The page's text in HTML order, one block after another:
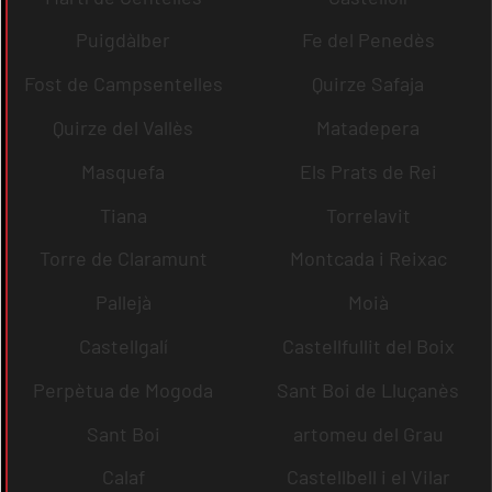
Puigdàlber
Fe del Penedès
Fost de Campsentelles
Quirze Safaja
Quirze del Vallès
Matadepera
Masquefa
Els Prats de Rei
Tiana
Torrelavit
Torre de Claramunt
Montcada i Reixac
Pallejà
Moià
Castellgalí
Castellfullit del Boix
Perpètua de Mogoda
Sant Boi de Lluçanès
Sant Boi
artomeu del Grau
Calaf
Castellbell i el Vilar